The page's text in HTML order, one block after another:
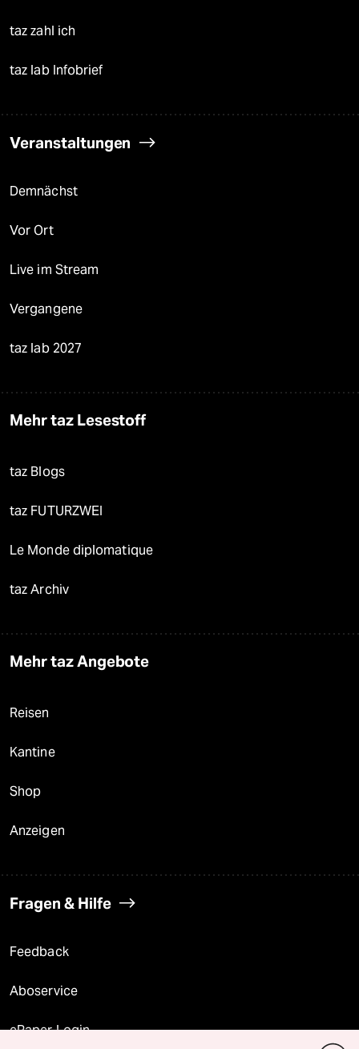
taz zahl ich
taz lab Infobrief
Veranstaltungen
Demnächst
Vor Ort
Live im Stream
Vergangene
taz lab 2027
Mehr taz Lesestoff
taz Blogs
taz FUTURZWEI
Le Monde diplomatique
taz Archiv
Mehr taz Angebote
Reisen
Kantine
Shop
Anzeigen
Fragen & Hilfe
Feedback
Aboservice
ePaper Login